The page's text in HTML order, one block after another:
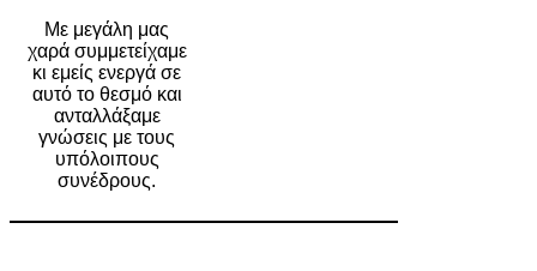
Με μεγάλη μας
χαρά συμμετείχαμε
κι εμείς ενεργά σε
αυτό το θεσμό και
ανταλλάξαμε
γνώσεις με τους
υπόλοιπους
συνέδρους.